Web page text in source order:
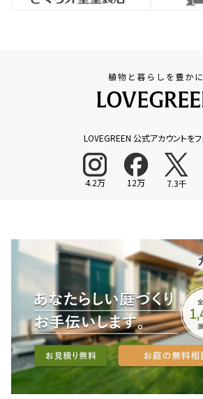
LOVEGREEN 公式アカウントをフ
4.2万 12万 7.3千